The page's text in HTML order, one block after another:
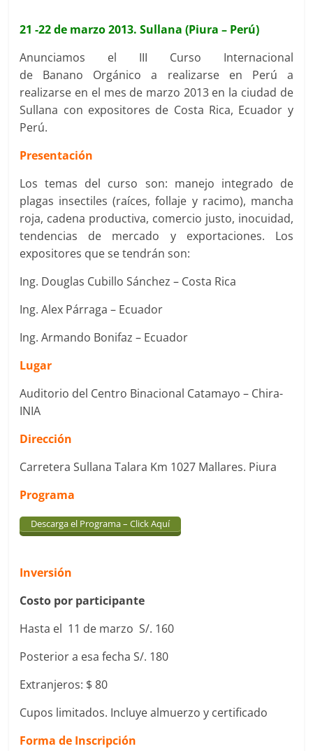
21 -22 de marzo 2013. Sullana (Piura – Perú)
Anunciamos el III Curso Internacional
de Banano Orgánico a realizarse en Perú a
realizarse en el mes de marzo 2013 en la ciudad de
Sullana con expositores de Costa Rica, Ecuador y
Perú.
Presentación
Los temas del curso son: manejo integrado de
plagas insectiles (raíces, follaje y racimo), mancha
roja, cadena productiva, comercio justo, inocuidad,
tendencias de mercado y exportaciones. Los
expositores que se tendrán son:
Ing. Douglas Cubillo Sánchez – Costa Rica
Ing. Alex Párraga – Ecuador
Ing. Armando Bonifaz – Ecuador
Lugar
Auditorio del Centro Binacional Catamayo – Chira-
INIA
Dirección
Carretera Sullana Talara Km 1027 Mallares. Piura
Programa
Descarga el Programa – Click Aquí
Inversión
Costo por participante
Hasta el 11 de marzo S/. 160
Posterior a esa fecha S/. 180
Extranjeros: $ 80
Cupos limitados. Incluye almuerzo y certificado
Forma de Inscripción